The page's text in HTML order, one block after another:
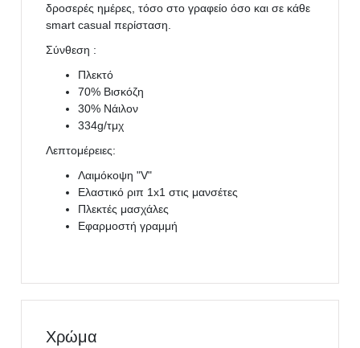
δροσερές ημέρες, τόσο στο γραφείο όσο και σε κάθε
smart casual περίσταση.
Σύνθεση :
Πλεκτό
70% Βισκόζη
30% Νάιλον
334g/τμχ
Λεπτομέρειες:
Λαιμόκοψη "V"
Ελαστικό ριπ 1x1 στις μανσέτες
Πλεκτές μασχάλες
Εφαρμοστή γραμμή
Χρώμα